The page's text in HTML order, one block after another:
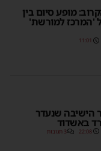
מופע סיום בין
'המרכז למורשת'
11:01
הישיבה שנעדר
באשדוד
22:08 3 תגובות